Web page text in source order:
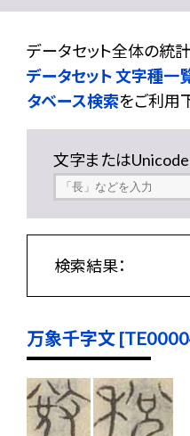
データセット全体の統
データセット 文字種一
タベース検索をご利用
文字またはUnicode
検索結果：
万象千字文